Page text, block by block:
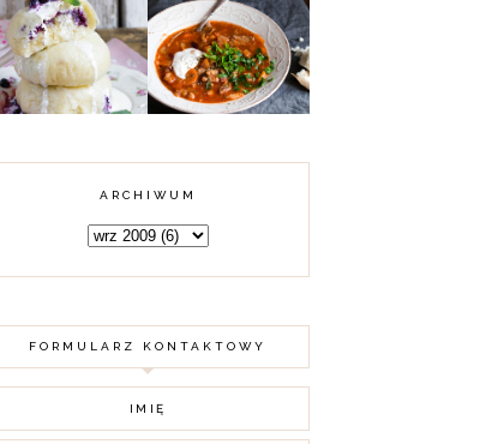
PAMPUCHY Z
JAGODAMI
KARMUSZKA -
ZUPA GULASZOWA
Z WARMII I
MAZUR
ARCHIWUM
FORMULARZ KONTAKTOWY